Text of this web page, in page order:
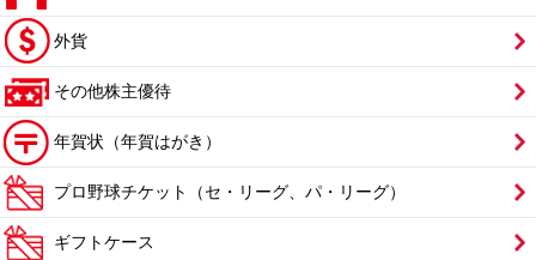
外貨
その他株主優待
年賀状（年賀はがき）
プロ野球チケット（セ・リーグ、パ・リーグ）
ギフトケース